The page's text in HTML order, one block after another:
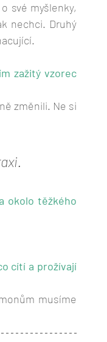
své myšlenky,
nechci. Druhý
zažitý vzorec
změnili. Ne si
okolo těžkého
cítí a prožívají
musíme